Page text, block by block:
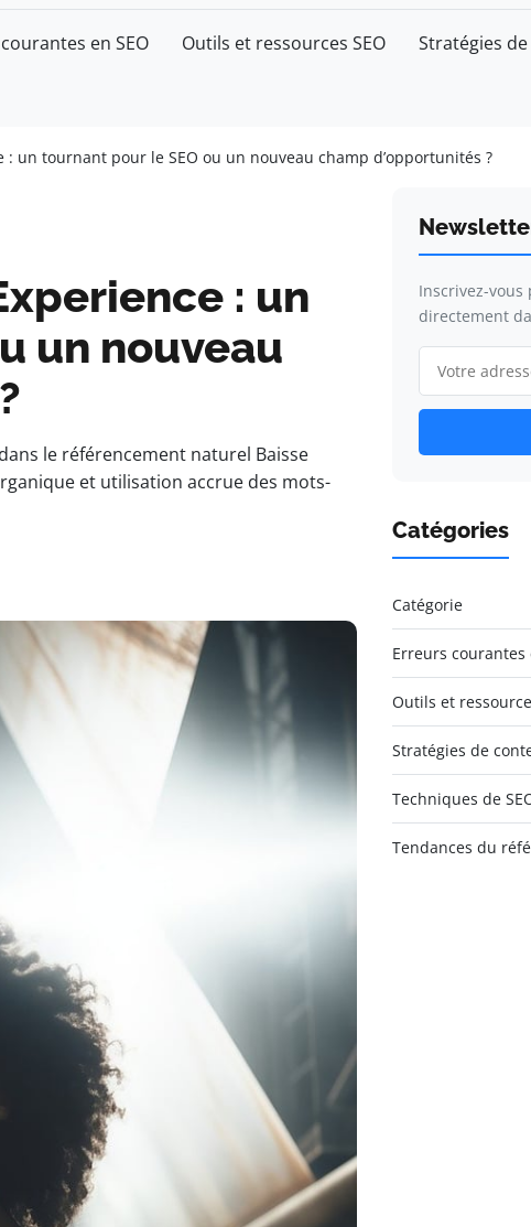
en SEO Outils et ressources SEO Stratégies
: un tournant pour le SEO ou un nouveau champ d’opportunités ?
: un
un nouveau
le référencement naturel Baisse
et utilisation accrue des mots-
Inscrivez-
directement
Catégories
Catégorie
Erreurs courantes
Outils et
Stratégies de
Techniques de
Tendances du